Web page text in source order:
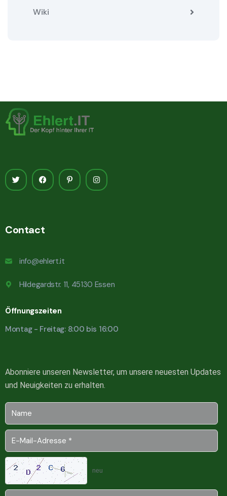
Wiki
Contact
info@ehlert.it
Hildegardstr. 11, 45130 Essen
Öffnungszeiten
Montag - Freitag: 8:00 bis 16:00
Abonniere unseren Newsletter, um unsere neuesten Updates
und Neuigkeiten zu erhalten.
neu